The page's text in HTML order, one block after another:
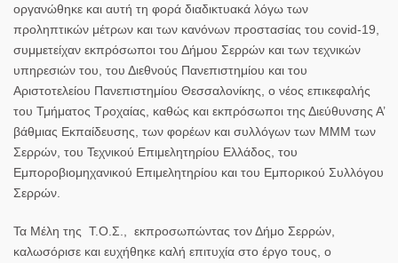
οργανώθηκε και αυτή τη φορά διαδικτυακά λόγω των
προληπτικών μέτρων και των κανόνων προστασίας του covid-19,
συμμετείχαν εκπρόσωποι του Δήμου Σερρών και των τεχνικών
υπηρεσιών του, του Διεθνούς Πανεπιστημίου και του
Αριστοτελείου Πανεπιστημίου Θεσσαλονίκης, ο νέος επικεφαλής
του Τμήματος Τροχαίας, καθώς και εκπρόσωποι της Διεύθυνσης Α’
βάθμιας Εκπαίδευσης, των φορέων και συλλόγων των ΜΜΜ των
Σερρών, του Τεχνικού Επιμελητηρίου Ελλάδος, του
Εμποροβιομηχανικού Επιμελητηρίου και του Εμπορικού Συλλόγου
Σερρών.
Τα Μέλη της Τ.Ο.Σ.,
εκπροσωπώντας τον Δήμο Σερρών,
καλωσόρισε και ευχήθηκε καλή επιτυχία στο έργο τους, ο